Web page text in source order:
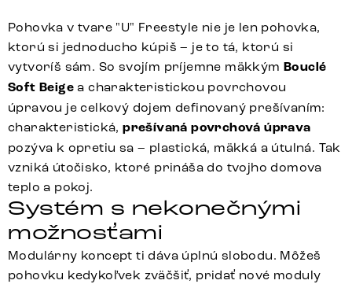
Pohovka v tvare "U" Freestyle nie je len pohovka,
ktorú si jednoducho kúpiš – je to tá, ktorú si
vytvoríš sám. So svojím príjemne mäkkým Bouclé
Soft Beige a charakteristickou povrchovou
úpravou je celkový dojem definovaný prešívaním:
charakteristická,prešívaná povrchová úprava
pozýva k opretiu sa – plastická, mäkká a útulná. Tak
vzniká útočisko, ktoré prináša do tvojho domova
teplo a pokoj.
Systém s nekonečnými
možnosťami
Modulárny koncept ti dáva úplnú slobodu. Môžeš
pohovku kedykoľvek zväčšiť, pridať nové moduly